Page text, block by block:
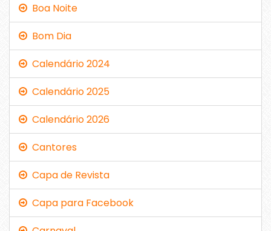
Boa Noite
Bom Dia
Calendário 2024
Calendário 2025
Calendário 2026
Cantores
Capa de Revista
Capa para Facebook